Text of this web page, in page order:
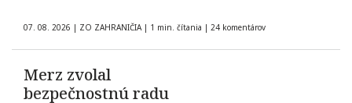
07. 08. 2026 | ZO ZAHRANIČIA | 1 min. čítania | 24 komentárov
Merz zvolal
bezpečnostnú radu